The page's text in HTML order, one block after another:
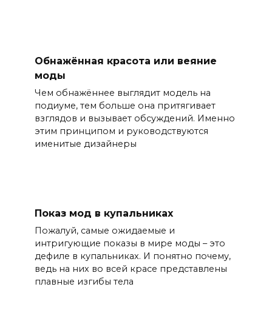
Обнажённая красота или веяние
моды
Чем обнажённее выглядит модель на
подиуме, тем больше она притягивает
взглядов и вызывает обсуждений. Именно
этим принципом и руководствуются
именитые дизайнеры
Показ мод в купальниках
Пожалуй, самые ожидаемые и
интригующие показы в мире моды – это
дефиле в купальниках. И понятно почему,
ведь на них во всей красе представлены
плавные изгибы тела